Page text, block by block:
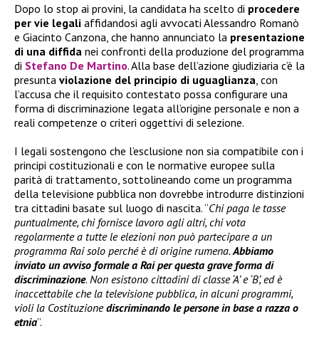
Dopo lo stop ai provini, la candidata ha scelto di procedere
per vie legali affidandosi agli avvocati Alessandro Romanò
e Giacinto Canzona, che hanno annunciato la presentazione
di una diffida nei confronti della produzione del programma
di Stefano De Martino. Alla base dell’azione giudiziaria c’è la
presunta violazione del principio di uguaglianza , con
l’accusa che il requisito contestato possa configurare una
forma di discriminazione legata all’origine personale e non a
reali competenze o criteri oggettivi di selezione.
I legali sostengono che l’esclusione non sia compatibile con i
principi costituzionali e con le normative europee sulla
parità di trattamento, sottolineando come un programma
della televisione pubblica non dovrebbe introdurre distinzioni
tra cittadini basate sul luogo di nascita. “Chi paga le tasse
puntualmente, chi fornisce lavoro agli altri, chi vota
regolarmente a tutte le elezioni non può partecipare a un
programma Rai solo perché è di origine rumena.Abbiamo
inviato un avviso formale a Rai per questa grave forma di
discriminazione. Non esistono cittadini di classe ‘A’ e ‘B’, ed è
inaccettabile che la televisione pubblica, in alcuni programmi,
violi la Costituzionediscriminando le persone in base a razza o
etnia”.